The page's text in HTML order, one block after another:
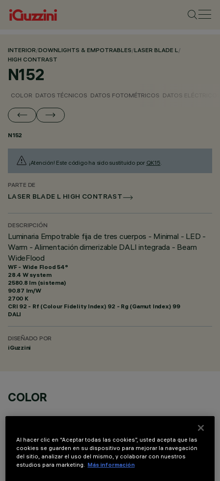
INTERIOR/DOWNLIGHTS & EMPOTRABLES/LASER BLADE L/
HIGH CONTRAST
N152
COLOR DATOS TÉCNICOS DATOS FOTOMÉTRICOS DATOS
N152
¡Atención! Este código ha sido sustituido por QK15.
PARTE DE
LASER BLADE L HIGH CONTRAST
DESCRIPCIÓN
Luminaria Empotrable fija de tres cuerpos - Minimal - LED -
Warm - Alimentación dimerizable DALI integrada - Beam
WideFlood
WF - Wide Flood 54°
28.4 W system
2580.8 lm (sistema)
90.87 lm/W
2700 K
CRI 92 - Rf (Colour Fidelity Index) 92 - Rg (Gamut Index) 99
DALI
DISEÑADO POR
iGuzzini
COLOR
DATOS TÉCNICOS
Al hacer clic en “Aceptar todas las cookies”, usted acepta que las
cookies se guarden en su dispositivo para mejorar la navegación
del sitio, analizar el uso del mismo, y colaborar con nuestros
estudios para marketing.
Más información